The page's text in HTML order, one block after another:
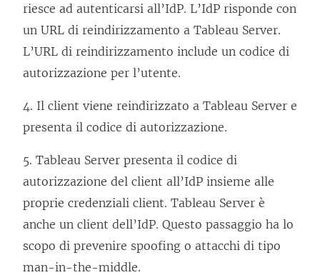
o
i
n
n
a
u
o
v
a
f
riesce ad autenticarsi all’IdP. L’IdP risponde con
un URL di reindirizzamento a Tableau Server.
L’URL di reindirizzamento include un codice di
autorizzazione per l’utente.
4. Il client viene reindirizzato a Tableau Server e
presenta il codice di autorizzazione.
5. Tableau Server presenta il codice di
autorizzazione del client all’IdP insieme alle
proprie credenziali client. Tableau Server è
anche un client dell’IdP. Questo passaggio ha lo
scopo di prevenire spoofing o attacchi di tipo
man-in-the-middle.